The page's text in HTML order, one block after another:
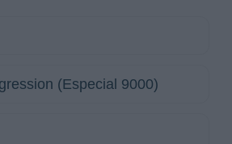
(Especial 9000)